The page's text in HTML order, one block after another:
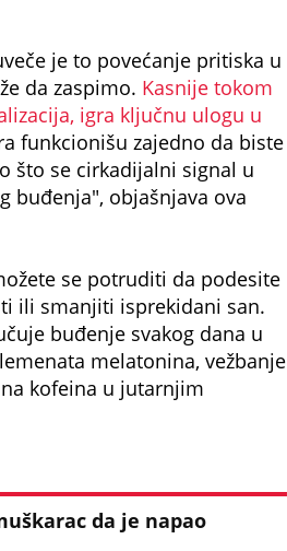
je to povećanje pritiska u
da zaspimo. Kasnije tokom
igra ključnu ulogu u
funkcionišu zajedno da biste
što se cirkadijalni signal u
buđenja", objašnjava ova
se potruditi da podesite
ili smanjiti isprekidani san.
buđenje svakog dana u
melatonina, vežbanje
kofeina u jutarnjim
da je napao